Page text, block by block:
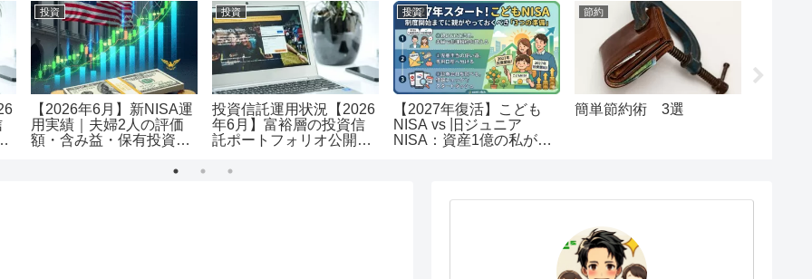
投資
【2026年6月】新NISA運
用実績｜夫婦2人の評価
額・含み益・保有投資信
投資
投資信託運用状況【2026
年6月】富裕層の投資信
託ポートフォリオ公開｜
+5,455万円のリアル運用
投資
【2027年復活】こども
NISA vs 旧ジュニア
NISA：資産1億の私が出
節約
簡単節約術 3選